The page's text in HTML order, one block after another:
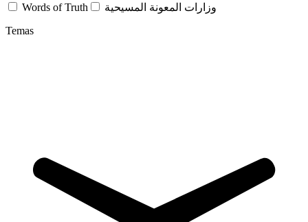
Words of Truth
وزارات المعونة المسيحية
Temas